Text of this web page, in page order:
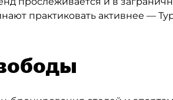
практиковать активнее —